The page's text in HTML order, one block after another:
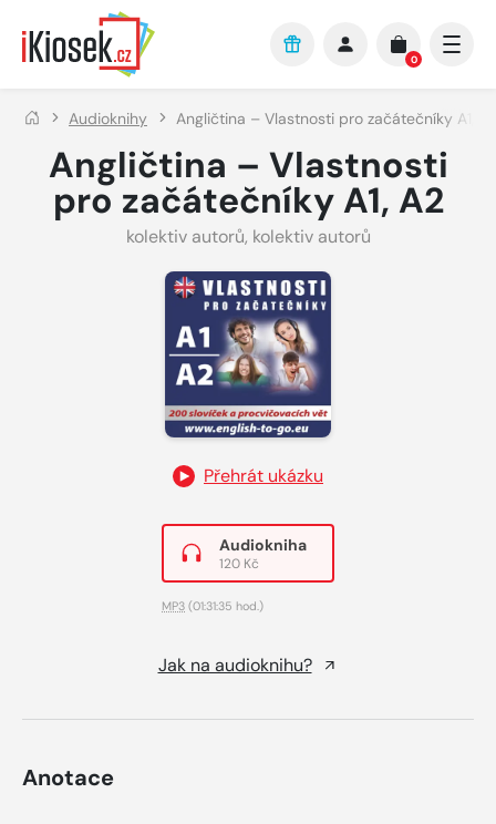
Přejít na hlavní obsah
0
Audioknihy Angličtina – Vlastnosti pro začátečníky A1,
Angličtina – Vlastnosti
pro začátečníky A1, A2
kolektiv autorů, kolektiv autorů
Přehrát ukázku
Audiokniha
120 Kč
MP3 (01:31:35 hod.)
Jak na audioknihu?
Anotace